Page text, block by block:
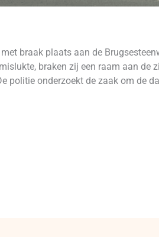
braak plaats aan de
braken zij een raam aan de
politie onderzoekt de zaak om de